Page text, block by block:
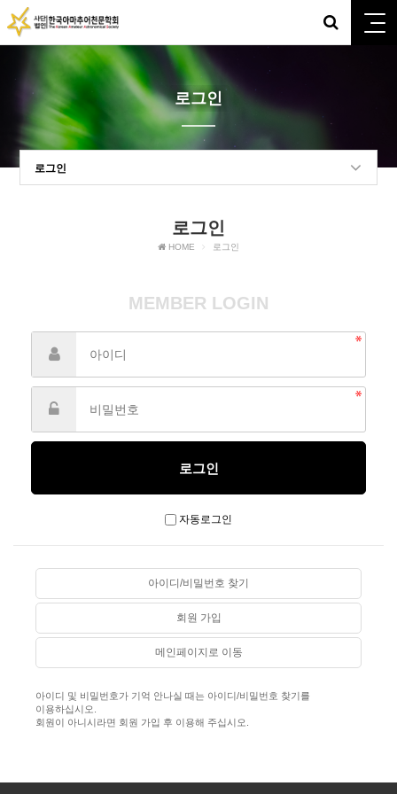
로그인
로그인
로그인
HOME 로그인
MEMBER LOGIN
자동로그인
아이디/비밀번호 찾기
회원 가입
메인페이지로 이동
아이디 및 비밀번호가 기억 안나실 때는 아이디/비밀번호 찾기를
이용하십시오.
회원이 아니시라면 회원 가입 후 이용해 주십시오.